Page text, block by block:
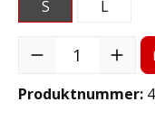
S L
Produkt Anzahl: Gib
Produktnummer: